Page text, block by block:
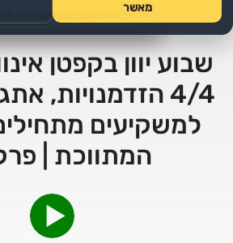
שבוע יוון בקפטן
4/4 הזדמנויות,
למשקיעים
המתווכת | פרק
מאשר